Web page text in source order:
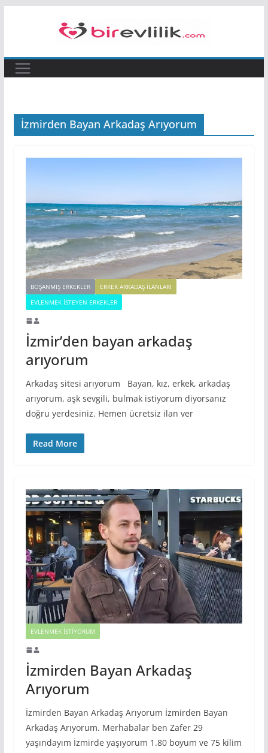
İzmirden Bayan Arkadaş Arıyorum
BOŞANMIŞ ERKEKLER
ERKEK ARKADAŞ ILANLARI
EVLENMEK İSTEYEN ERKEKLER
İzmir’den bayan arkadaş
arıyorum
Arkadaş sitesi arıyorum Bayan, kız, erkek, arkadaş
arıyorum, aşk sevgili, bulmak istiyorum diyorsanız
doğru yerdesiniz. Hemen ücretsiz ilan ver
Read More
EVLENMEK İSTIYORUM
İzmirden Bayan Arkadaş
Arıyorum
İzmirden Bayan Arkadaş Arıyorum İzmirden Bayan
Arkadaş Arıyorum. Merhabalar ben Zafer 29
yaşındayım İzmirde yaşıyorum 1.80 boyum ve 75 kilim